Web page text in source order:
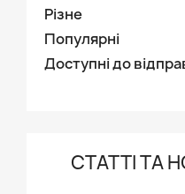
Різне
Популярні
Доступні до
СТАТТІ ТА